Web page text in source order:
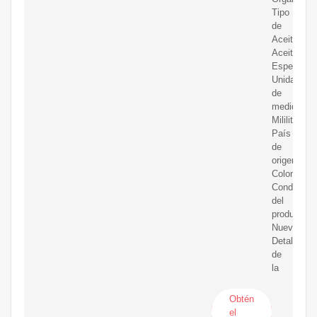
Tipo
de
Aceite
Aceites
Especiales
Unidad
de
medida
Mililitro
País
de
origen
Colombia
Condición
del
producto
Nuevo
Detalle
de
la
Obtén
el